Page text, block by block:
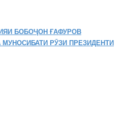
БОБОҶОН ҒАФУРОВ
РӮЗИ ПРЕЗИДЕНТИ